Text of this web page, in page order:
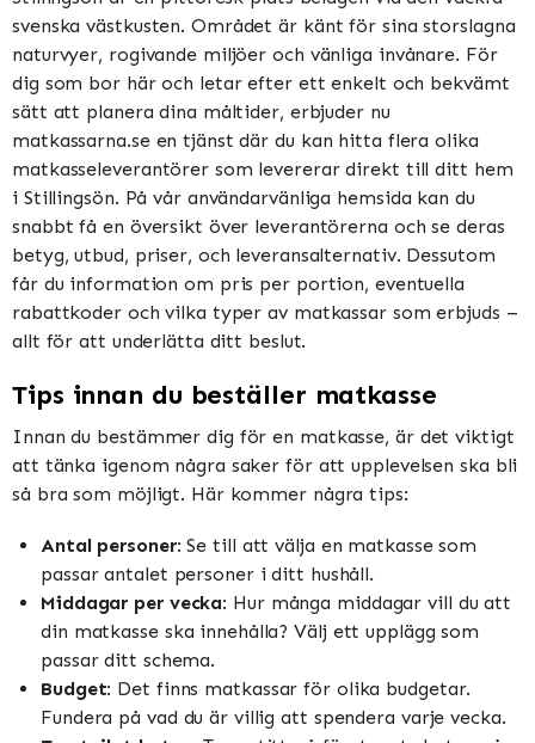
svenska västkusten. Området är känt för sina storslagna
naturvyer, rogivande miljöer och vänliga invånare. För
dig som bor här och letar efter ett enkelt och bekvämt
sätt att planera dina måltider, erbjuder nu
matkassarna.se en tjänst där du kan hitta flera olika
matkasseleverantörer som levererar direkt till ditt hem
i Stillingsön. På vår användarvänliga hemsida kan du
snabbt få en översikt över leverantörerna och se deras
betyg, utbud, priser, och leveransalternativ. Dessutom
får du information om pris per portion, eventuella
rabattkoder och vilka typer av matkassar som erbjuds –
allt för att underlätta ditt beslut.
Tips innan du beställer matkasse
Innan du bestämmer dig för en matkasse, är det viktigt
att tänka igenom några saker för att upplevelsen ska bli
så bra som möjligt. Här kommer några tips:
Antal personer: Se till att välja en matkasse som
passar antalet personer i ditt hushåll.
Middagar per vecka: Hur många middagar vill du att
din matkasse ska innehålla? Välj ett upplägg som
passar ditt schema.
Budget: Det finns matkassar för olika budgetar.
Fundera på vad du är villig att spendera varje vecka.